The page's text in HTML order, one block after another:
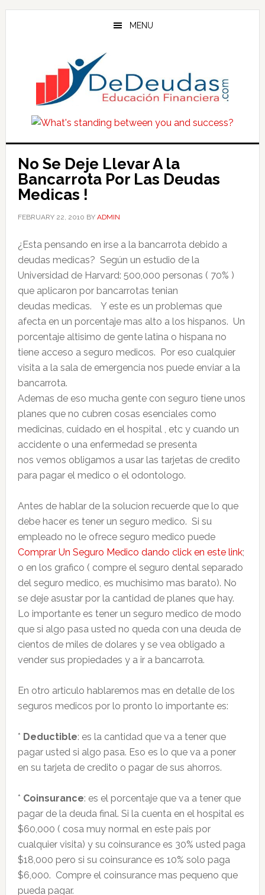
Skip
Skip
Skip
MENU
No Se Deje Llevar A la
Bancarrota Por Las Deudas
Medicas !
FEBRUARY 22, 2010 BY ADMIN
¿Esta pensando en irse a la bancarrota debido a
deudas medicas? Según un estudio de la
Universidad de Harvard: 500,000 personas ( 70% )
que aplicaron por bancarrotas tenian
deudas medicas. Y este es un problemas que
afecta en un porcentaje mas alto a los hispanos. Un
porcentaje altisimo de gente latina o hispana no
tiene acceso a seguro medicos. Por eso cualquier
visita a la sala de emergencia nos puede enviar a la
bancarrota.
Ademas de eso mucha gente con seguro tiene unos
planes que no cubren cosas esenciales como
medicinas, cuidado en el hospital , etc y cuando un
accidente o una enfermedad se presenta
nos vemos obligamos a usar las tarjetas de credito
para pagar el medico o el odontologo.
Antes de hablar de la solucion recuerde que lo que
debe hacer es tener un seguro medico. Si su
empleado no le ofrece seguro medico puede
Comprar Un Seguro Medico dando click en este link;
o en los grafico ( compre el seguro dental separado
del seguro medico, es muchisimo mas barato). No
se deje asustar por la cantidad de planes que hay.
Lo importante es tener un seguro medico de modo
que si algo pasa usted no queda con una deuda de
cientos de miles de dolares y se vea obligado a
vender sus propiedades y a ir a bancarrota.
En otro articulo hablaremos mas en detalle de los
seguros medicos por lo pronto lo importante es:
* Deductible: es la cantidad que va a tener que
pagar usted si algo pasa. Eso es lo que va a poner
en su tarjeta de credito o pagar de sus ahorros.
* Coinsurance: es el porcentaje que va a tener que
pagar de la deuda final. Si la cuenta en el hospital es
$60,000 ( cosa muy normal en este pais por
cualquier visita) y su coinsurance es 30% usted paga
$18,000 pero si su coinsurance es 10% solo paga
$6,000. Compre el coinsurance mas pequeno que
pueda pagar.